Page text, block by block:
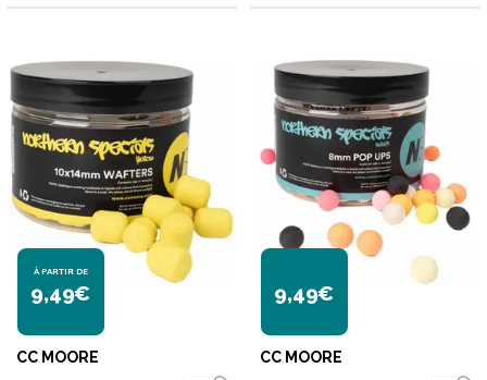
À PARTIR DE
9,49€
CC MOORE
9,49€
CC MOORE